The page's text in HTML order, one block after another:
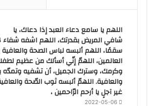
اللهم يا سامع دعاء العبد إذا دعاك، يا
شافي المريض بقدرتك، اللهم اشفه شفاء
سقمًا، اللهم ألبسه لباس الصحة والعافية
العالمين، اللهمّ إنّي أسألك من عظيم
وكرمك، وسترك الجميل، أن تشفيه وتمدّه
والعافية. اللهمّ ألبسه ثوب الصّحة
غير آجلٍ يا أرحم الرّاحمين ،
2022-05-06